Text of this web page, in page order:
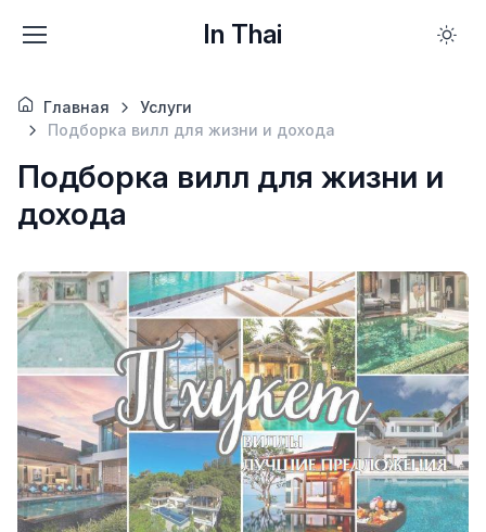
In Thai
Главная
Услуги
Подборка вилл для жизни и дохода
Подборка вилл для жизни и
дохода